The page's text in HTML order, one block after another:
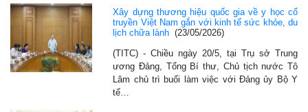
Xây dựng thương hiệu quốc gia về y học cổ
truyền Việt Nam gắn với kinh tế sức khỏe, du
lịch chữa lành (23/05/2026)
(TITC) - Chiều ngày 20/5, tại Trụ sở Trung
ương Đảng, Tổng Bí thư, Chủ tịch nước Tô
Lâm chủ trì buổi làm việc với Đảng ủy Bộ Y
tế…